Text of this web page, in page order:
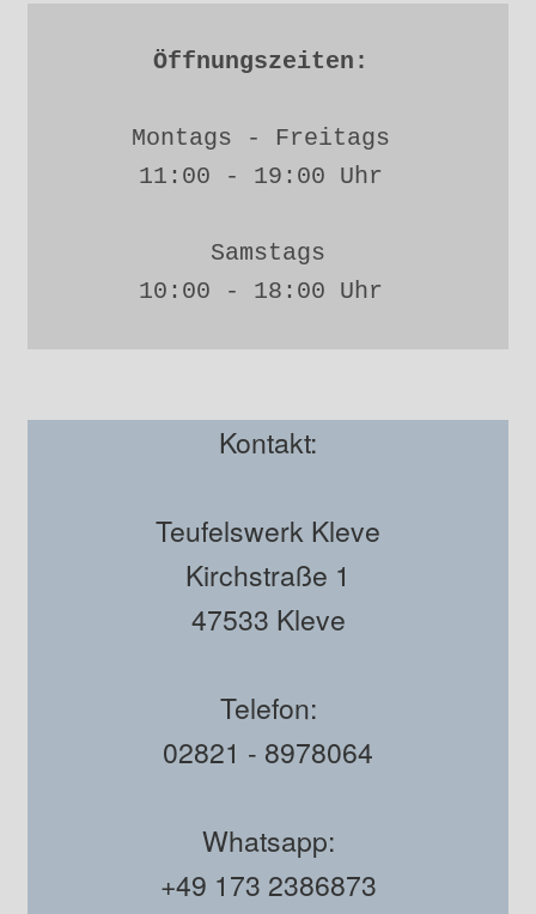
Öffnungszeiten:
Montags - Freitags
11:00 - 19:00 Uhr
Samstags
10:00 - 18:00 Uhr
Kontakt:
Teufelswerk Kleve
Kirchstraße 1
47533 Kleve
Telefon:
02821 - 8978064
Whatsapp:
+49 173 2386873